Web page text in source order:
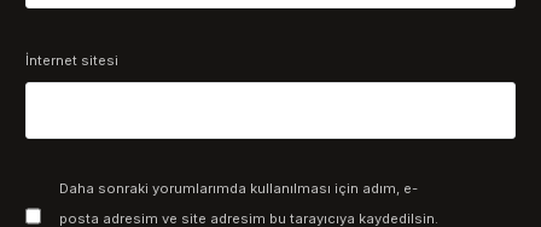
İnternet sitesi
Daha sonraki yorumlarımda kullanılması için adım, e-
posta adresim ve site adresim bu tarayıcıya kaydedilsin.